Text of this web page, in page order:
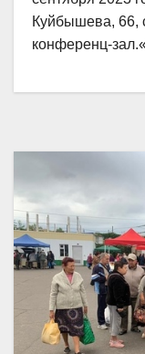
Куйбышева, 66,
конференц-